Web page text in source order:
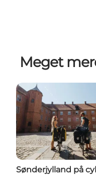
Meget
Sønderjylland på